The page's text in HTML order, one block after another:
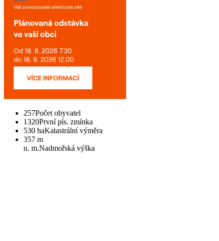
257Počet obyvatel
1320První pís. zmínka
530 haKatastrální výměra
357 m
n. m.Nadmořská výška